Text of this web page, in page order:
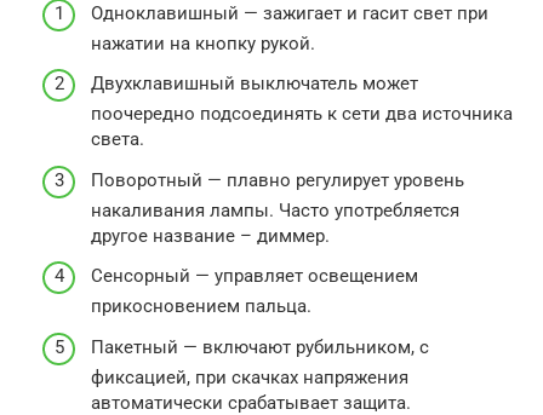
Одноклавишный — зажигает и гасит свет при
нажатии на кнопку рукой.
Двухклавишный выключатель может
поочередно подсоединять к сети два источника
света.
Поворотный — плавно регулирует уровень
накаливания лампы. Часто употребляется
другое название – диммер.
Сенсорный — управляет освещением
прикосновением пальца.
Пакетный — включают рубильником, с
фиксацией, при скачках напряжения
автоматически срабатывает защита.